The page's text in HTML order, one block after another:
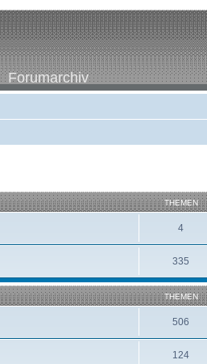
Forumarchiv
THEMEN
4
335
THEMEN
506
124